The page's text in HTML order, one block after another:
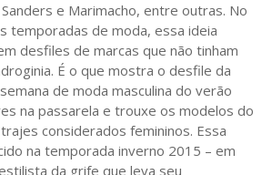
e Marimacho, entre outras. No
temporadas de moda, essa ideia
desfiles de marcas que não tinham
É o que mostra o desfile da
de moda masculina do verão
na passarela e trouxe os modelos do
considerados femininos. Essa
na temporada inverno 2015 – em
da grife que leva seu